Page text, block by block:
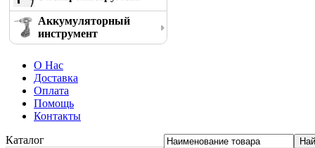
Аккумуляторный
инструмент
О Нас
Доставка
Оплата
Помощь
Контакты
Каталог